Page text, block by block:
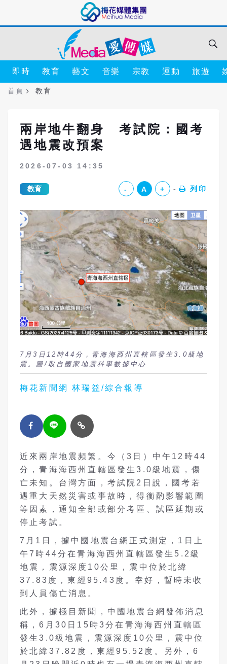
即時 教育 藝文 音樂 宗教 運動 旅遊
首頁 教育
兩岸地牛翻身 考試院：國考
遇地震改預案
2026-07-03 14:35
教育 - A + 列印
7月3日12時44分，青海海西州直轄區發生3.0級地
震。圖/取自國家地震科學數據中心
梅花新聞網 林瑞益/綜合報導
近來兩岸地震頻繁。今（3日）中午12時44
分，青海海西州直轄區發生3.0級地震，傷
亡未知。台灣方面，考試院2日說，國考若
遇重大天然災害或事故時，得衡酌影響範圍
等因素，通知全部或部分考區、試區延期或
停止考試。
7月1日，據中國地震台網正式測定，1日上
午7時44分在青海海西州直轄區發生5.2級
地震，震源深度10公里，震中位於北緯
37.83度，東經95.43度。幸好，暫時未收
到人員傷亡消息。
此外，據極目新聞，中國地震台網發佈消息
稱，6月30日15時3分在青海海西州直轄區
發生3.0級地震，震源深度10公里，震中位
於北緯37.82度，東經95.52度。另外，6